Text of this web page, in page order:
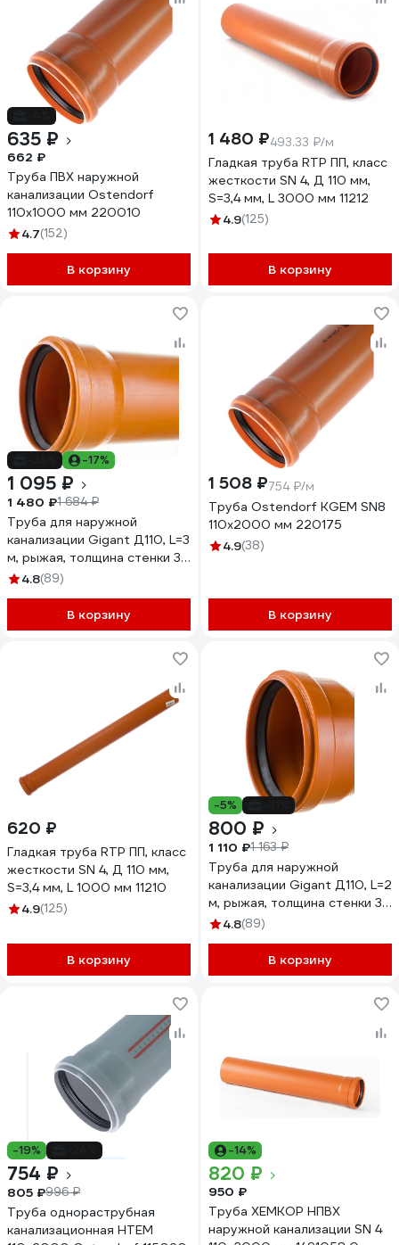
635 ₽
662 ₽
Труба ПВХ наружной
канализации Ostendorf
110х1000 мм 220010
4.7(152)
В корзину
1 480 ₽493.33 ₽/м
Гладкая труба RTP ПП, класс
жесткости SN 4, Д 110 мм,
S=3,4 мм, L 3000 мм 11212
4.9(125)
В корзину
-17%
1 095 ₽
1 480 ₽1 684 ₽
Труба для наружной
канализации Gigant Д110, L=3
м, рыжая, толщина стенки 3.4
мм, класс жесткости SN 4
4.8(89)
В корзину
1 508 ₽754 ₽/м
Труба Ostendorf KGEM SN8
110x2000 мм 220175
4.9(38)
В корзину
620 ₽
Гладкая труба RTP ПП, класс
жесткости SN 4, Д 110 мм,
S=3,4 мм, L 1000 мм 11210
4.9(125)
В корзину
-5%
800 ₽
1 110 ₽1 163 ₽
Труба для наружной
канализации Gigant Д110, L=2
м, рыжая, толщина стенки 3.4
мм, класс жесткости SN 4
4.8(89)
В корзину
-19%
754 ₽
805 ₽996 ₽
Труба однораструбная
канализационная HTEM
-14%
820 ₽
950 ₽
Труба ХЕМКОР НПВХ
наружной канализации SN 4